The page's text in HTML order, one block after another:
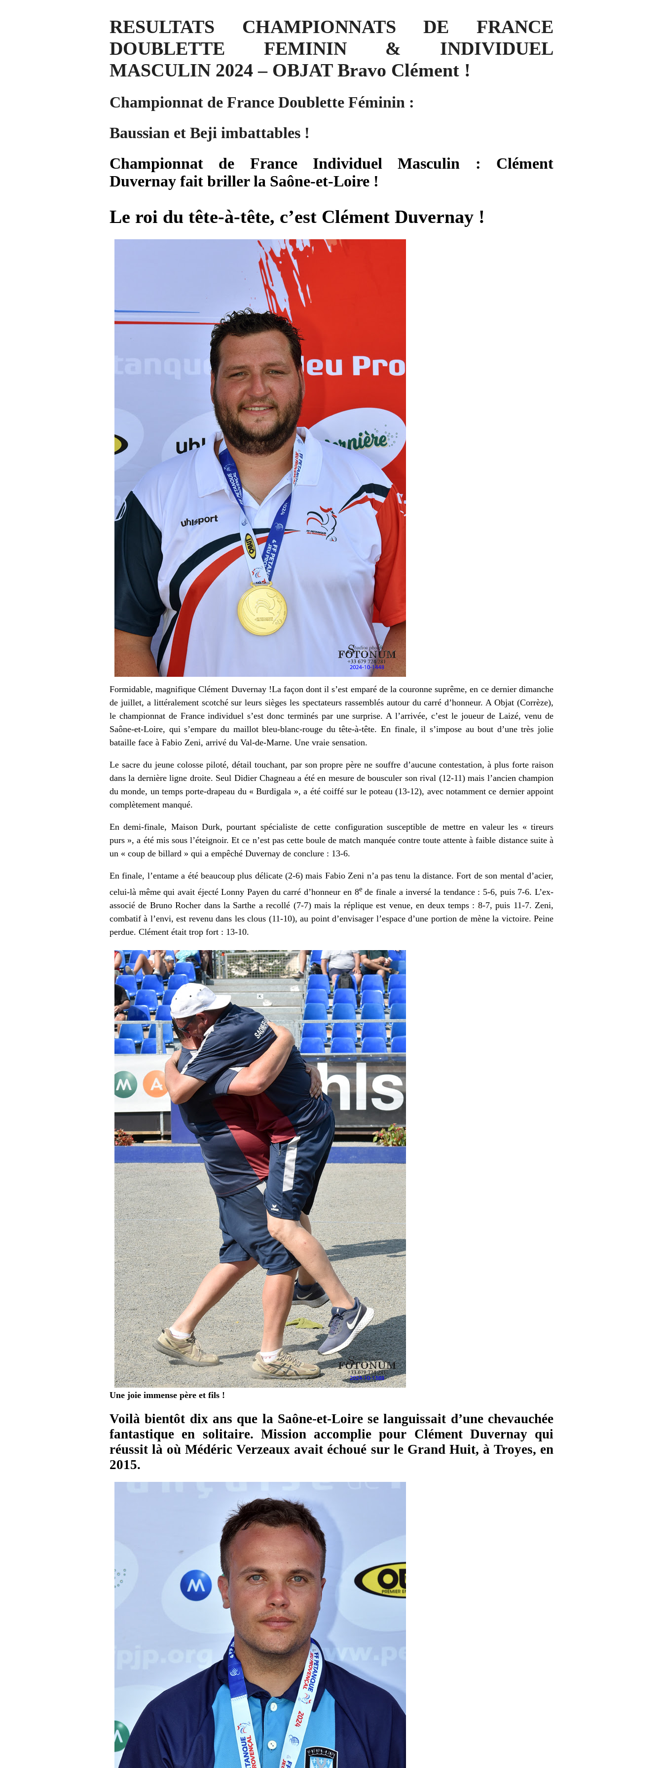
RESULTATS CHAMPIONNATS DE FRANCE
DOUBLETTE FEMININ & INDIVIDUEL
MASCULIN 2024 – OBJAT Bravo Clément !
Championnat de France Doublette Féminin :
Baussian et Beji imbattables !
Championnat de France Individuel Masculin : Clément
Duvernay fait briller la Saône-et-Loire !
Le roi du tête-à-tête, c’est Clément Duvernay !
Formidable, magnifique Clément Duvernay !La façon dont il s’est emparé de la couronne suprême, en ce dernier dimanche
de juillet, a littéralement scotché sur leurs sièges les spectateurs rassemblés autour du carré d’honneur. A Objat (Corrèze),
le championnat de France individuel s’est donc terminés par une surprise. A l’arrivée, c’est le joueur de Laizé, venu de
Saône-et-Loire, qui s’empare du maillot bleu-blanc-rouge du tête-à-tête. En finale, il s’impose au bout d’une très jolie
bataille face à Fabio Zeni, arrivé du Val-de-Marne. Une vraie sensation.
Le sacre du jeune colosse piloté, détail touchant, par son propre père ne souffre d’aucune contestation, à plus forte raison
dans la dernière ligne droite. Seul Didier Chagneau a été en mesure de bousculer son rival (12-11) mais l’ancien champion
du monde, un temps porte-drapeau du « Burdigala », a été coiffé sur le poteau (13-12), avec notamment ce dernier appoint
complètement manqué.
En demi-finale, Maison Durk, pourtant spécialiste de cette configuration susceptible de mettre en valeur les « tireurs
purs », a été mis sous l’éteignoir. Et ce n’est pas cette boule de match manquée contre toute attente à faible distance suite à
un « coup de billard » qui a empêché Duvernay de conclure : 13-6.
En finale, l’entame a été beaucoup plus délicate (2-6) mais Fabio Zeni n’a pas tenu la distance. Fort de son mental d’acier,
celui-là même qui avait éjecté Lonny Payen du carré d’honneur en 8e de finale a inversé la tendance : 5-6, puis 7-6. L’ex-
associé de Bruno Rocher dans la Sarthe a recollé (7-7) mais la réplique est venue, en deux temps : 8-7, puis 11-7. Zeni,
combatif à l’envi, est revenu dans les clous (11-10), au point d’envisager l’espace d’une portion de mène la victoire. Peine
perdue. Clément était trop fort : 13-10.
Une joie immense père et fils !
Voilà bientôt dix ans que la Saône-et-Loire se languissait d’une chevauchée
fantastique en solitaire. Mission accomplie pour Clément Duvernay qui
réussit là où Médéric Verzeaux avait échoué sur le Grand Huit, à Troyes, en
2015.